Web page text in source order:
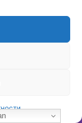
истину води се